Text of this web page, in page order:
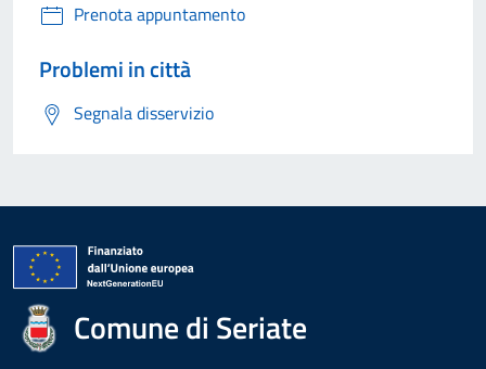
Prenota appuntamento
Problemi in città
Segnala disservizio
Comune di Seriate